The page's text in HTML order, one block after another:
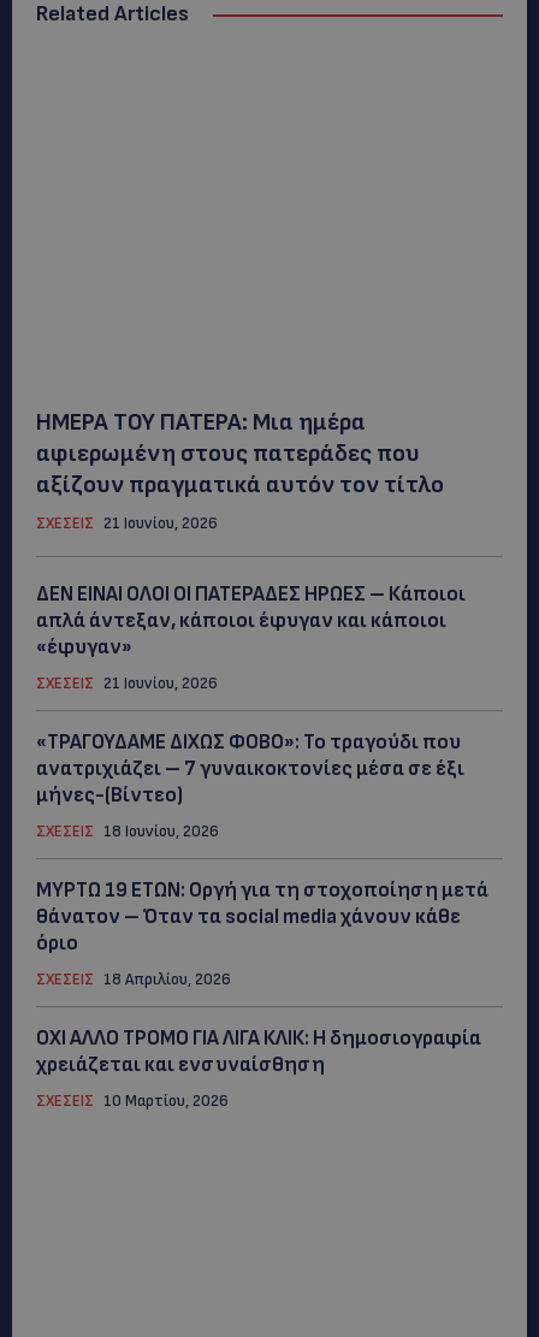
Related Articles
ΗΜΕΡΑ ΤΟΥ ΠΑΤΕΡΑ: Μια ημέρα
αφιερωμένη στους πατεράδες που
αξίζουν πραγματικά αυτόν τον τίτλο
ΣΧΕΣΕΙΣ 21 Ιουνίου, 2026
ΔΕΝ ΕΙΝΑΙ ΟΛΟΙ ΟΙ ΠΑΤΕΡΑΔΕΣ ΗΡΩΕΣ – Κάποιοι
απλά άντεξαν, κάποιοι έφυγαν και κάποιοι
«έφυγαν»
ΣΧΕΣΕΙΣ 21 Ιουνίου, 2026
«ΤΡΑΓΟΥΔΑΜΕ ΔΙΧΩΣ ΦΟΒΟ»: Το τραγούδι που
ανατριχιάζει – 7 γυναικοκτονίες μέσα σε έξι
μήνες-(Βίντεο)
ΣΧΕΣΕΙΣ 18 Ιουνίου, 2026
ΜYΡΤΩ 19 ΕΤΩΝ: Οργή για τη στοχοποίηση μετά
θάνατον – Όταν τα social media χάνουν κάθε
όριο
ΣΧΕΣΕΙΣ 18 Απριλίου, 2026
ΟΧΙ ΑΛΛΟ ΤΡΟΜΟ ΓΙΑ ΛΙΓΑ ΚΛΙΚ: Η δημοσιογραφία
χρειάζεται και ενσυναίσθηση
ΣΧΕΣΕΙΣ 10 Μαρτίου, 2026